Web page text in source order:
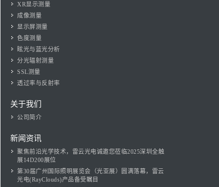
XR显示测量
成像测量
显示屏测量
色度测量
眩光与蓝光分析
分光辐射测量
SSL测量
透过率与反射率
关于我们
公司简介
新闻资讯
聚焦前沿光学技术，雷云光电诚邀您莅临2025深圳全触
展14D200展位
第30届广州国际照明展览会（光亚展）圆满落幕，雷云
光电(RayClouds)产品备受瞩目